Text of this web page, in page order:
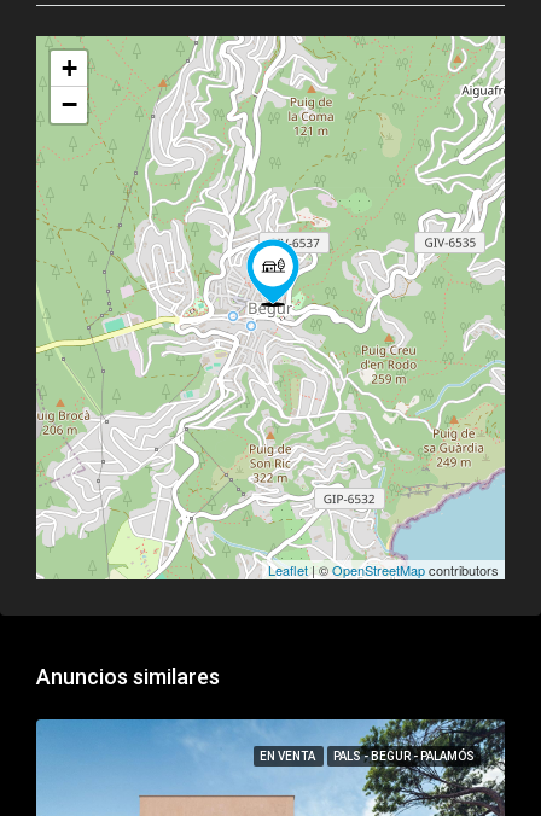
+
−
Leaflet | ©OpenStreetMapcontributors
Anuncios similares
EN VENTA PALS - BEGUR - PALAMÓS